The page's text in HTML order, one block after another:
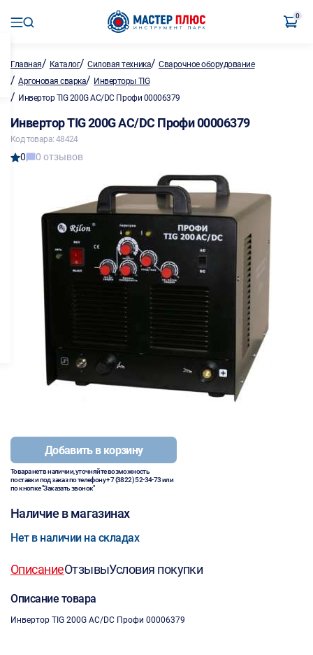
0
Главная/ Каталог/Силовая техника/Сварочное оборудование
/ Аргоновая сварка/ Инверторы TIG
/ Инвертор TIG 200G AC/DC Профи 00006379
Инвертор TIG 200G AC/DC Профи 00006379
Код товара: 48424
0 0 отзывов
Добавить в корзину
Товара нет в наличии, уточняйте возможность
поставки под заказ по телефону+7 (3822) 52-34-73или
по кнопке "Заказать звонок"
Наличие в магазинах
Нет в наличии на складах
ОписаниеОтзывыУсловия покупки
Описание товара
Инвертор TIG 200G AC/DC Профи 00006379